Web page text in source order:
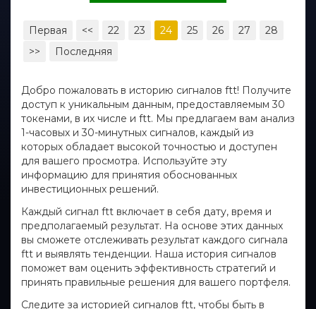
Первая << 22 23 24 25 26 27
28
>>
Последняя
Добро пожаловать в историю сигналов ftt! Получите
доступ к уникальным данным, предоставляемым 30
токенами, в их числе и ftt. Мы предлагаем вам анализ
1-часовых и 30-минутных сигналов, каждый из
которых обладает высокой точностью и доступен
для вашего просмотра. Используйте эту
информацию для принятия обоснованных
инвестиционных решений.
Каждый сигнал ftt включает в себя дату, время и
предполагаемый результат. На основе этих данных
вы сможете отслеживать результат каждого сигнала
ftt и выявлять тенденции. Наша история сигналов
поможет вам оценить эффективность стратегий и
принять правильные решения для вашего портфеля.
Следите за историей сигналов ftt, чтобы быть в